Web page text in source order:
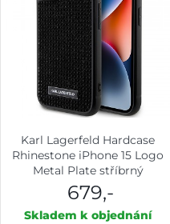
Karl Lagerfeld Hardcase
Rhinestone iPhone 15 Logo
Metal Plate stříbrný
679,-
Skladem k objednání